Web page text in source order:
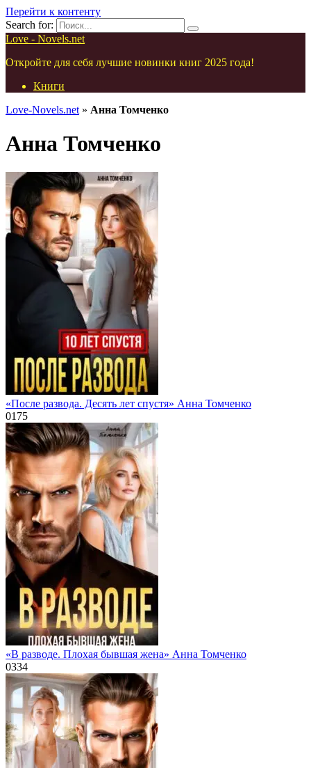
Перейти к контенту
Search for:
Love - Novels.net
Откройте для себя лучшие новинки книг 2025 года!
Книги
Love-Novels.net » Анна Томченко
Анна Томченко
«После развода. Десять лет спустя» Анна Томченко
0175
«В разводе. Плохая бывшая жена» Анна Томченко
0334